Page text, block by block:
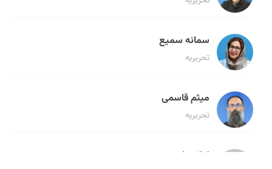
سمانه سمیع
تحریریه
میثم قاسمی
تحریریه
لیلا حنارود